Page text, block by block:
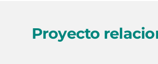
Proyecto